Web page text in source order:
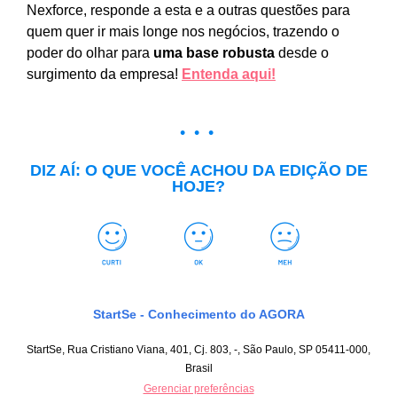
Nexforce, responde a esta e a outras questões para
quem quer ir mais longe nos negócios, trazendo o
poder do olhar para uma base robusta desde o
surgimento da empresa! Entenda aqui!
• • •
DIZ AÍ: O QUE VOCÊ ACHOU DA EDIÇÃO DE
HOJE?
StartSe - Conhecimento do AGORA
StartSe, Rua Cristiano Viana, 401, Cj. 803, -, São Paulo, SP 05411-000,
Brasil
Gerenciar preferências